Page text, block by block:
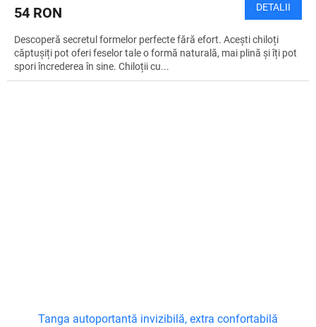
54 RON DETALII
Descoperă secretul formelor perfecte fără efort. Acești chiloți
căptușiți pot oferi feselor tale o formă naturală, mai plină și îți pot
spori încrederea în sine. Chiloții cu...
Tanga autoportantă invizibilă, extra confortabilă